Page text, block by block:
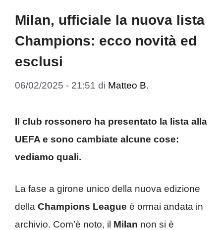
Milan, ufficiale la nuova lista
Champions: ecco novità ed
esclusi
06/02/2025 - 21:51 di Matteo B.
Il club rossonero ha presentato la lista alla
UEFA e sono cambiate alcune cose:
vediamo quali.
La fase a girone unico della nuova edizione
della Champions League è ormai andata in
archivio. Com’è noto, il Milan non si è